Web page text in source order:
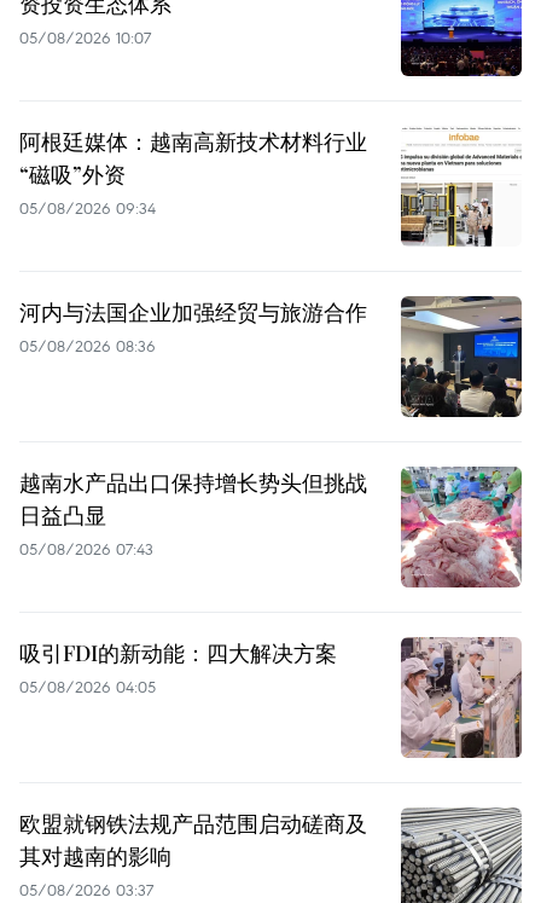
05/08/2026 10:07
阿根廷媒体：越南高新技术材料行业
“磁吸”外资
05/08/2026 09:34
河内与法国企业加强经贸与旅游合作
05/08/2026 08:36
越南水产品出口保持增长势头但挑战
日益凸显
05/08/2026 07:43
吸引FDI的新动能：四大解决方案
05/08/2026 04:05
欧盟就钢铁法规产品范围启动磋商及
其对越南的影响
05/08/2026 03:37